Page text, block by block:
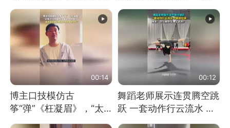
面馆已集体更换招牌
可以不要把我遣返回国”
00:14
博主口技模仿古
筝“弹”《枉凝眉》，“太
像了～你是吃古筝长大的
00:12
舞蹈老师展示连贯腾空跳
跃 一套动作行云流水 节
奏感拉满 网友：怎么做